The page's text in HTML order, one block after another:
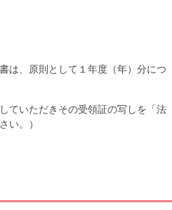
は、原則として１年度（年）分につ
ていただきその受領証の写しを「法
い。）